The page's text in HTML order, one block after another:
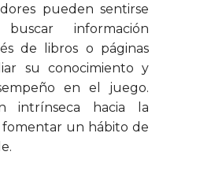
pueden sentirse
información
de libros o páginas
su conocimiento y
en el juego.
intrínseca hacia la
fomentar un hábito de